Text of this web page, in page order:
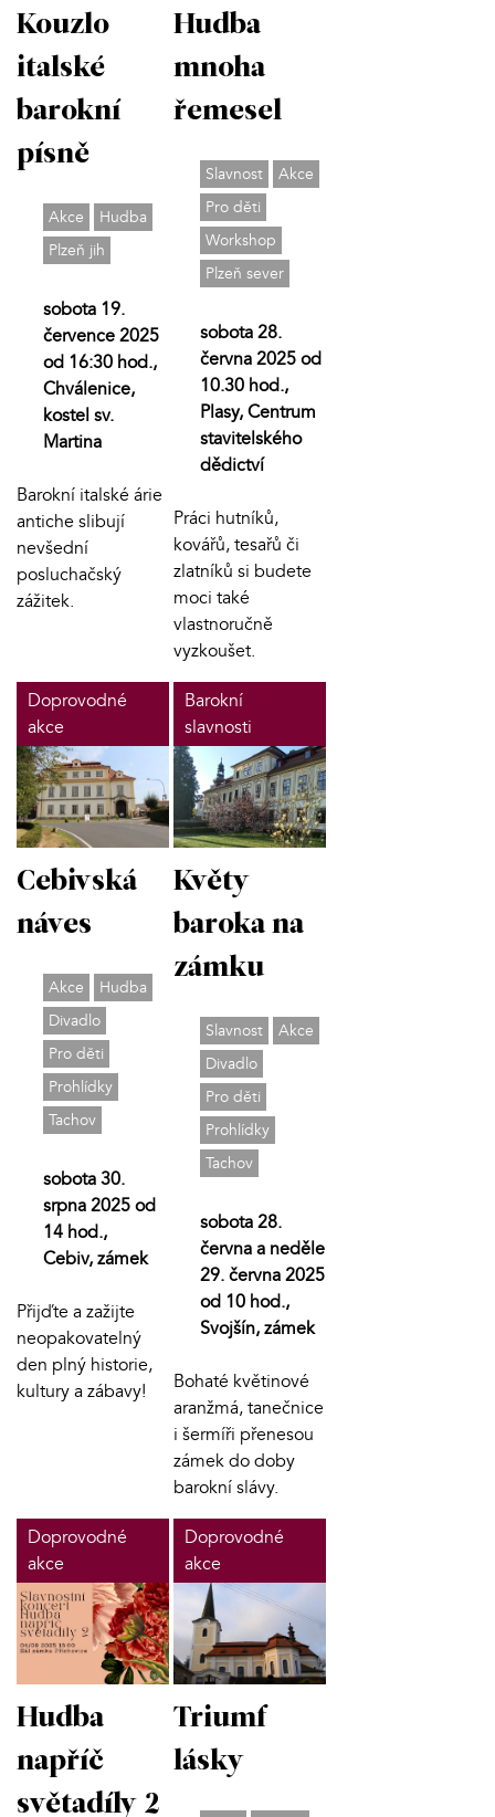
Kouzlo
italské
barokní
písně
Akce
Hudba
Plzeň jih
sobota 19.
července 2025
od 16:30 hod.,
Chválenice,
kostel sv.
Martina
Barokní italské árie
antiche slibují
nevšední
posluchačský
zážitek.
Hudba
mnoha
řemesel
Slavnost
Akce
Pro děti
Workshop
Plzeň sever
sobota 28.
června 2025 od
10.30 hod.,
Plasy, Centrum
stavitelského
dědictví
Práci hutníků,
kovářů, tesařů či
zlatníků si budete
moci také
vlastnoručně
vyzkoušet.
Doprovodné
akce
Cebivská
náves
Akce
Hudba
Divadlo
Pro děti
Prohlídky
Tachov
sobota 30.
srpna 2025 od
14 hod.,
Cebiv, zámek
Přijďte a zažijte
neopakovatelný
den plný historie,
kultury a zábavy!
Barokní
slavnosti
Květy
baroka na
zámku
Slavnost
Akce
Divadlo
Pro děti
Prohlídky
Tachov
sobota 28.
června a neděle
29. června 2025
od 10 hod.,
Svojšín, zámek
Bohaté květinové
aranžmá, tanečnice
i šermíři přenesou
zámek do doby
barokní slávy.
Doprovodné
akce
Hudba
napříč
světadíly 2
Doprovodné
akce
Triumf
lásky